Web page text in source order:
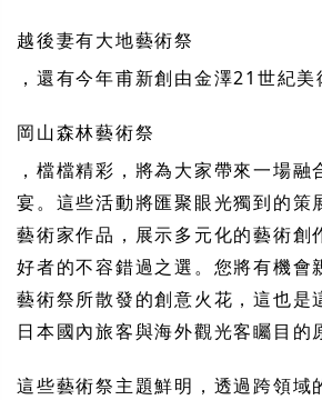
越後妻有大地藝術祭
，還有今年甫新創由金澤21世紀
岡山森林藝術祭
，檔檔精彩，將為大家帶來一場融
宴。這些活動將匯聚眼光獨到的策
藝術家作品，展示多元化的藝術創
好者的不容錯過之選。您將有機會
藝術祭所散發的創意火花，這也是
日本國內旅客與海外觀光客矚目的
這些藝術祭主題鮮明，透過跨領域